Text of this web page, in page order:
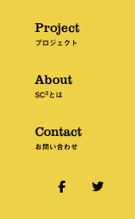
Project
プロジェクト
About
SC3とは
Contact
お問い合わせ